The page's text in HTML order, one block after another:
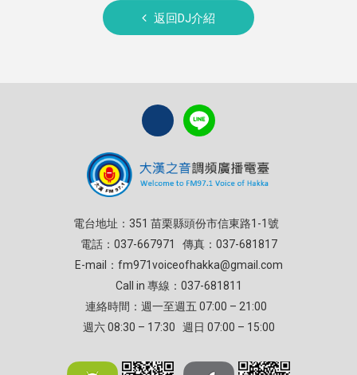
返回DJ介紹
電台地址：351 苗栗縣頭份市信東路1-1號
電話：037-667971 傳真：037-681817
E-mail： fm971voiceofhakka@gmail.com
Call in 專線：037-681811
連絡時間：週一至週五 07:00 – 21:00
週六 08:30 – 17:30 週日 07:00 – 15:00